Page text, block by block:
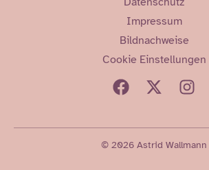
Impressum
Bildnachweise
Cookie Einstellungen
© 2026 Astrid Wallmann